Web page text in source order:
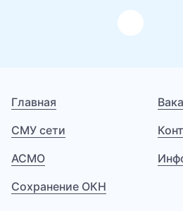
Главная
СМУ сети
АСМО
Сохранение ОКН